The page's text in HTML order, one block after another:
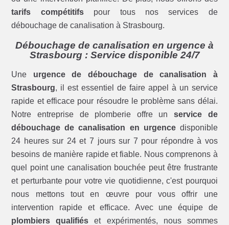
tarifs compétitifspour tous nos services de
débouchage de canalisation à Strasbourg.
Débouchage de canalisation en urgence à
Strasbourg : Service disponible 24/7
Une urgence de débouchage de canalisation à
Strasbourg, il est essentiel de faire appel à un service
rapide et efficace pour résoudre le problème sans délai.
Notre entreprise de plomberie offre un service de
débouchage de canalisation en urgencedisponible
24 heures sur 24 et 7 jours sur 7 pour répondre à vos
besoins de manière rapide et fiable. Nous comprenons à
quel point une canalisation bouchée peut être frustrante
et perturbante pour votre vie quotidienne, c'est pourquoi
nous mettons tout en œuvre pour vous offrir une
intervention rapide et efficace. Avec une équipe de
plombiers qualifiés et expérimentés, nous sommes